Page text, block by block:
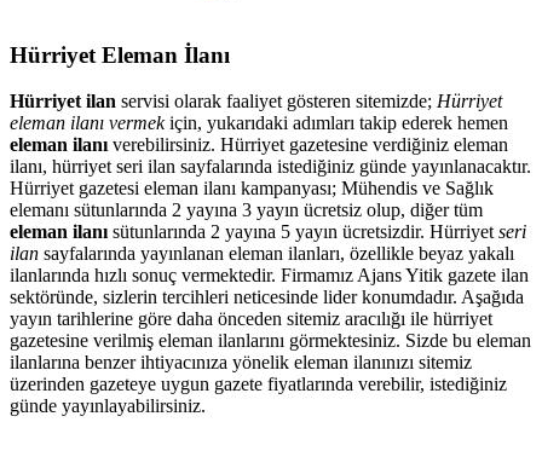
Hürriyet Eleman İlanı
Hürriyet ilan servisi olarak faaliyet gösteren sitemizde; Hürriyet
eleman ilanı vermekiçin, yukarıdaki adımları takip ederek hemen
eleman ilanı verebilirsiniz. Hürriyet gazetesine verdiğiniz eleman
ilanı, hürriyet seri ilan sayfalarında istediğiniz günde yayınlanacaktır.
Hürriyet gazetesi eleman ilanı kampanyası; Mühendis ve Sağlık
elemanı sütunlarında 2 yayına 3 yayın ücretsiz olup, diğer tüm
eleman ilanı sütunlarında 2 yayına 5 yayın ücretsizdir. Hürriyet seri
ilan sayfalarında yayınlanan eleman ilanları, özellikle beyaz yakalı
ilanlarında hızlı sonuç vermektedir. Firmamız Ajans Yitik gazete ilan
sektöründe, sizlerin tercihleri neticesinde lider konumdadır. Aşağıda
yayın tarihlerine göre daha önceden sitemiz aracılığı ile hürriyet
gazetesine verilmiş eleman ilanlarını görmektesiniz. Sizde bu eleman
ilanlarına benzer ihtiyacınıza yönelik eleman ilanınızı sitemiz
üzerinden gazeteye uygun gazete fiyatlarında verebilir, istediğiniz
günde yayınlayabilirsiniz.